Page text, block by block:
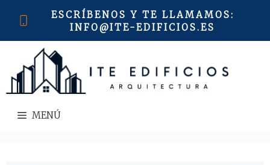
ESCRÍBENOS Y TE LLAMAMOS:
INFO@ITE-EDIFICIOS.ES
MENÚ